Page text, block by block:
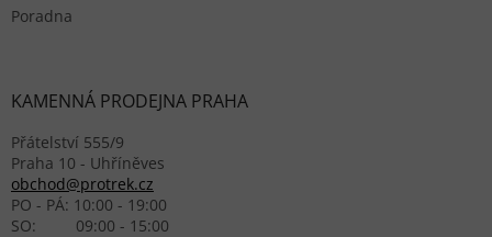
Poradna
KAMENNÁ PRODEJNA PRAHA
Přátelství 555/9
Praha 10 - Uhříněves
obchod@protrek.cz
PO - PÁ: 10:00 - 19:00
SO: 09:00 - 15:00